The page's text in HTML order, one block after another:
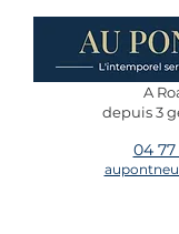
04
A
depuis 3